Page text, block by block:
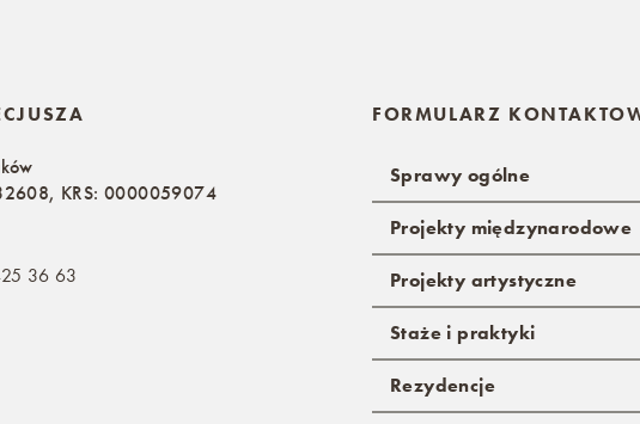
KRS: 0000059074
36 63
FORMULARZ
Sprawy ogólne
Projekty międzynarodowe
Projekty artystyczne
Staże i praktyki
Rezydencje